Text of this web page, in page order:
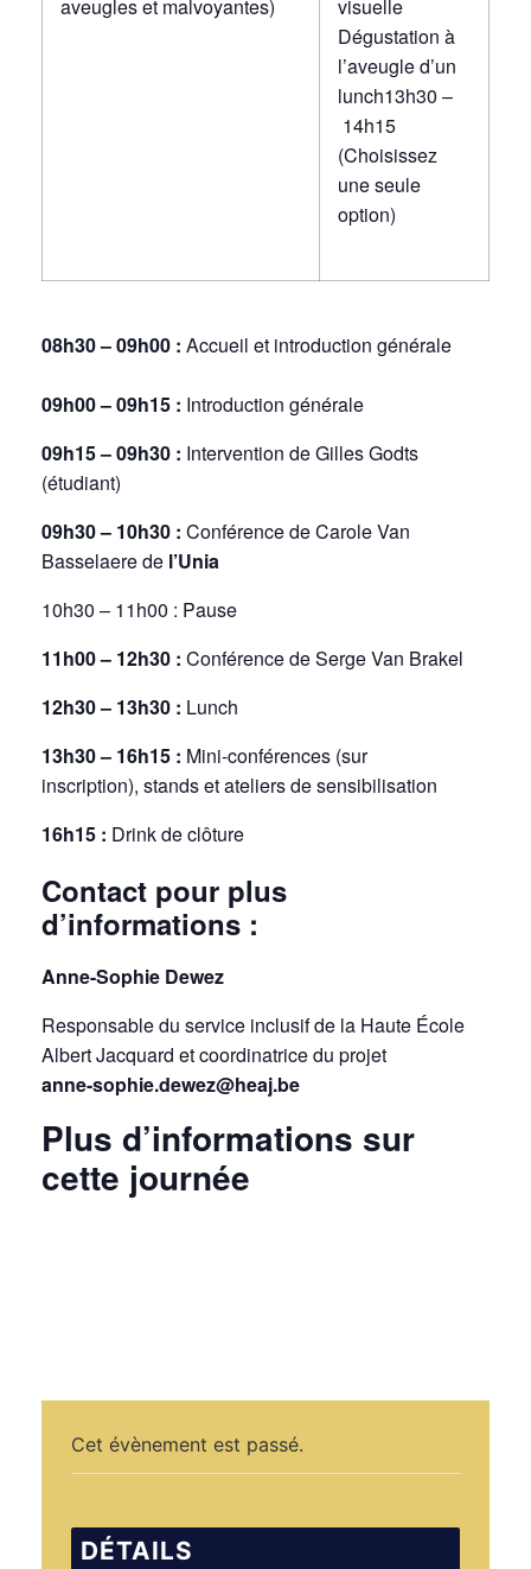
aveugles et malvoyantes)
visuelle
Dégustation à
l’aveugle d’un
lunch13h30 –
14h15
(Choisissez
une seule
option)
08h30 – 09h00 : Accueil et introduction générale
09h00 – 09h15 : Introduction générale
09h15 – 09h30 : Intervention de Gilles Godts
(étudiant)
09h30 – 10h30 : Conférence de Carole Van
Basselaere de l’Unia
10h30 – 11h00 : Pause
11h00 – 12h30 : Conférence de Serge Van Brakel
12h30 – 13h30 : Lunch
13h30 – 16h15 : Mini-conférences (sur
inscription), stands et ateliers de sensibilisation
16h15 : Drink de clôture
Contact pour plus
d’informations :
Anne-Sophie Dewez
Responsable du service inclusif de la Haute École
Albert Jacquard et coordinatrice du projet
anne-sophie.dewez@heaj.be
Plus d’informations sur
cette journée
Cet évènement est passé.
DÉTAILS